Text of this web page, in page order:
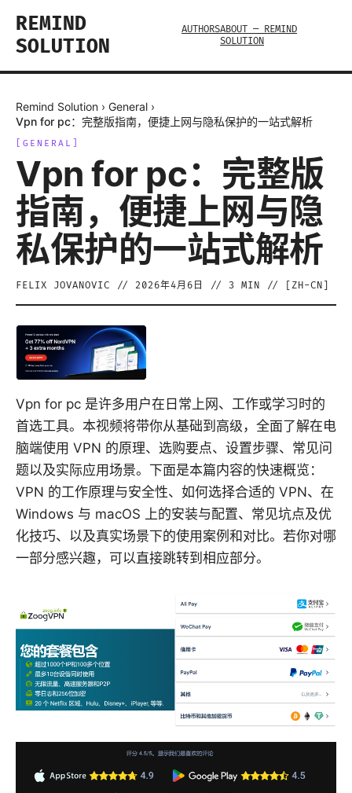
REMIND
SOLUTION
AUTHORSABOUT — REMIND
SOLUTION
Remind Solution › General ›
Vpn for pc：完整版指南，便捷上网与隐私保护的一站式解析
GENERAL
Vpn for pc：完整版
指南，便捷上网与隐
私保护的一站式解析
FELIX JOVANOVIC // 2026年4月6日 // 3 MIN // [ ZH-CN
Vpn for pc 是许多用户在日常上网、工作或学习时的
首选工具。本视频将带你从基础到高级，全面了解在电
脑端使用 VPN 的原理、选购要点、设置步骤、常见问
题以及实际应用场景。下面是本篇内容的快速概览：
VPN 的工作原理与安全性、如何选择合适的 VPN、在
Windows 与 macOS 上的安装与配置、常见坑点及优
化技巧、以及真实场景下的使用案例和对比。若你对哪
一部分感兴趣，可以直接跳转到相应部分。